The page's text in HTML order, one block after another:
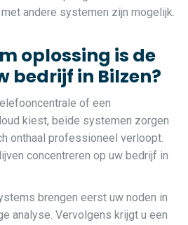
andere systemen zijn mogelijk.
oplossing is de
bedrijf in Bilzen?
of een
kiest, beide systemen zorgen
onthaal professioneel verloopt.
concentreren op uw bedrijf in
brengen eerst uw noden in
analyse. Vervolgens krijgt u een